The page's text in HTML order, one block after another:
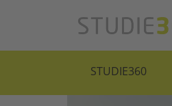
STUDIE360